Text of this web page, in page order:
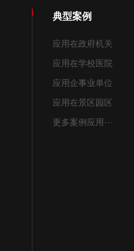
典型案例
应用在政府机关
应用在学校医院
应用企事业单位
应用在景区园区
更多案例应用···